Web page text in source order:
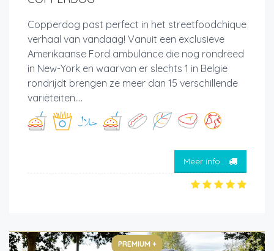
Copperdog past perfect in het streetfoodchique
verhaal van vandaag! Vanuit een exclusieve
Amerikaanse Ford ambulance die nog rondreed
in New-York en waarvan er slechts 1 in België
rondrijdt brengen ze meer dan 15 verschillende
variëteiten....
Meer info
PREMIUM +